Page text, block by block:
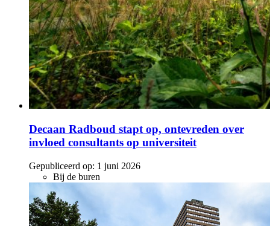
Decaan Radboud stapt op, ontevreden over
invloed consultants op universiteit
Gepubliceerd op: 1 juni 2026
Bij de buren